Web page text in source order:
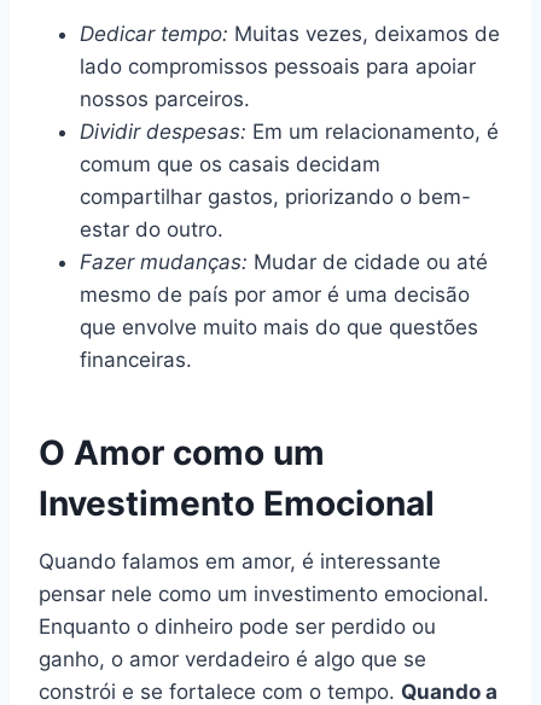
Dedicar tempo: Muitas vezes, deixamos de
lado compromissos pessoais para apoiar
nossos parceiros.
Dividir despesas: Em um relacionamento, é
comum que os casais decidam
compartilhar gastos, priorizando o bem-
estar do outro.
Fazer mudanças: Mudar de cidade ou até
mesmo de país por amor é uma decisão
que envolve muito mais do que questões
financeiras.
O Amor como um
Investimento Emocional
Quando falamos em amor, é interessante
pensar nele como um investimento emocional.
Enquanto o dinheiro pode ser perdido ou
ganho, o amor verdadeiro é algo que se
constrói e se fortalece com o tempo. Quando a